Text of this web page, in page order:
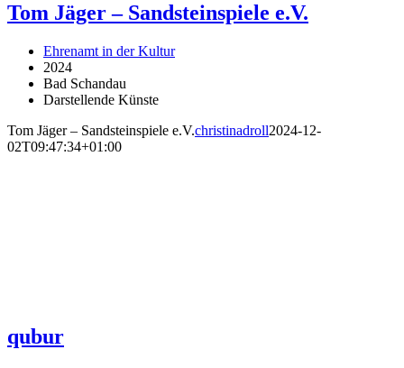
Tom Jäger – Sandsteinspiele e.V.
Ehrenamt in der Kultur
2024
Bad Schandau
Darstellende Künste
Tom Jäger – Sandsteinspiele e.V.christinadroll2024-12-
02T09:47:34+01:00
qubur